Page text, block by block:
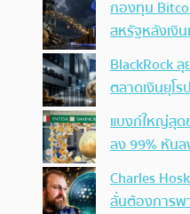
กองทุน
สหรัฐหลังเงิ
BlackRock
ตลาดเงินยุโ
แบงก์ใหญ่สุด
ลง 99% หันล
Charles
ลั่นต้องการพ